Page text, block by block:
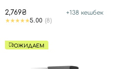
2,769₴ +138 кешбек
5.00 (8)
ОЖИДАЕМ